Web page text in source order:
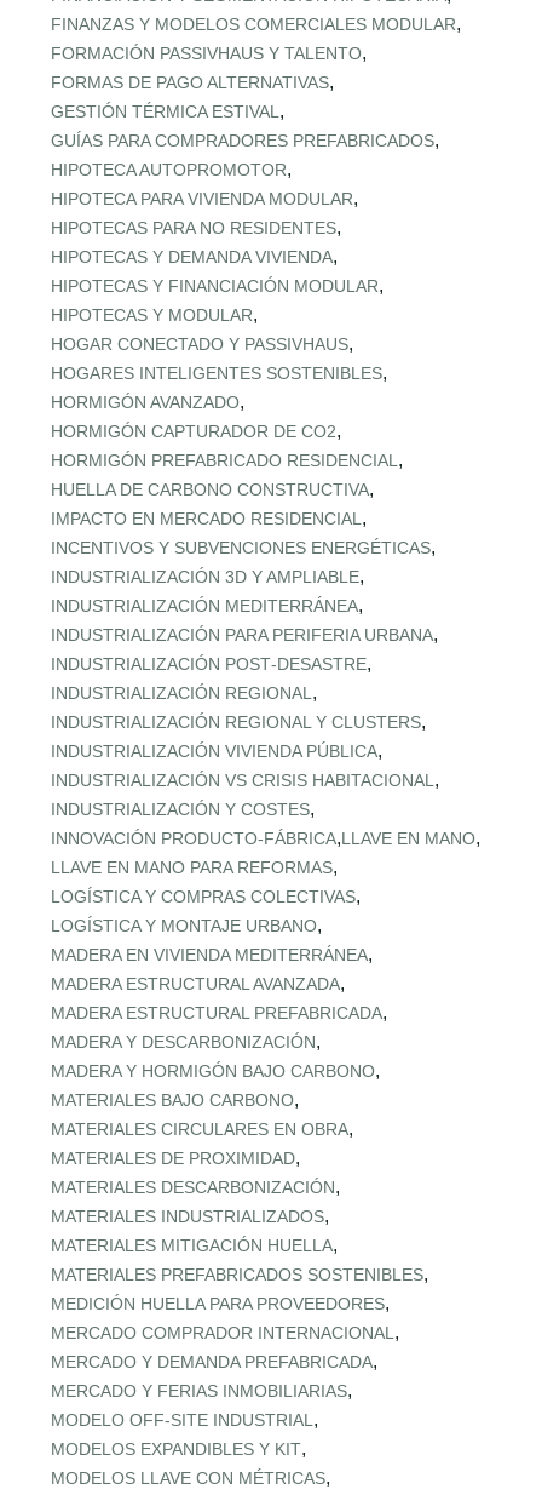
FINANZAS Y MODELOS COMERCIALES MODULAR,
FORMACIÓN PASSIVHAUS Y TALENTO,
FORMAS DE PAGO ALTERNATIVAS,
GESTIÓN TÉRMICA ESTIVAL ,
GUÍAS PARA COMPRADORES PREFABRICADOS,
HIPOTECA AUTOPROMOTOR,
HIPOTECA PARA VIVIENDA MODULAR,
HIPOTECAS PARA NO RESIDENTES,
HIPOTECAS Y DEMANDA VIVIENDA,
HIPOTECAS Y FINANCIACIÓN MODULAR,
HIPOTECAS Y MODULAR,
HOGAR CONECTADO Y PASSIVHAUS,
HOGARES INTELIGENTES SOSTENIBLES,
HORMIGÓN AVANZADO,
HORMIGÓN CAPTURADOR DE CO2,
HORMIGÓN PREFABRICADO RESIDENCIAL ,
HUELLA DE CARBONO CONSTRUCTIVA,
IMPACTO EN MERCADO RESIDENCIAL ,
INCENTIVOS Y SUBVENCIONES ENERGÉTICAS,
INDUSTRIALIZACIÓN 3D Y AMPLIABLE,
INDUSTRIALIZACIÓN MEDITERRÁNEA,
INDUSTRIALIZACIÓN PARA PERIFERIA URBANA,
INDUSTRIALIZACIÓN POST‑DESASTRE,
INDUSTRIALIZACIÓN REGIONAL ,
INDUSTRIALIZACIÓN REGIONAL Y CLUSTERS,
INDUSTRIALIZACIÓN VIVIENDA PÚBLICA,
INDUSTRIALIZACIÓN VS CRISIS HABITACIONAL ,
INDUSTRIALIZACIÓN Y COSTES,
INNOVACIÓN PRODUCTO-FÁBRICA,LLAVE EN MANO,
LLAVE EN MANO PARA REFORMAS,
LOGÍSTICA Y COMPRAS COLECTIVAS,
LOGÍSTICA Y MONTAJE URBANO,
MADERA EN VIVIENDA MEDITERRÁNEA,
MADERA ESTRUCTURAL AVANZADA,
MADERA ESTRUCTURAL PREFABRICADA,
MADERA Y DESCARBONIZACIÓN,
MADERA Y HORMIGÓN BAJO CARBONO,
MATERIALES BAJO CARBONO,
MATERIALES CIRCULARES EN OBRA,
MATERIALES DE PROXIMIDAD,
MATERIALES DESCARBONIZACIÓN,
MATERIALES INDUSTRIALIZADOS,
MATERIALES MITIGACIÓN HUELLA,
MATERIALES PREFABRICADOS SOSTENIBLES,
MEDICIÓN HUELLA PARA PROVEEDORES,
MERCADO COMPRADOR INTERNACIONAL ,
MERCADO Y DEMANDA PREFABRICADA,
MERCADO Y FERIAS INMOBILIARIAS,
MODELO OFF-SITE INDUSTRIAL ,
MODELOS EXPANDIBLES Y KIT,
MODELOS LLAVE CON MÉTRICAS,